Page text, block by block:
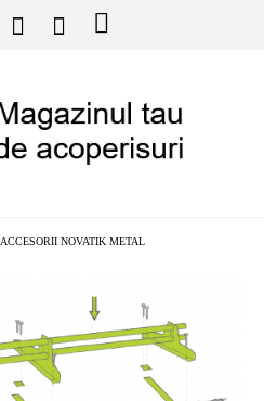
ACCESORII NOVATIK METAL